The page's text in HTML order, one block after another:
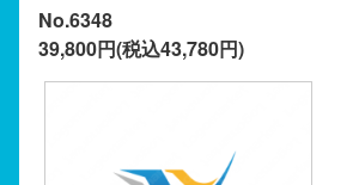
No.6348
39,800円(税込43,780円)